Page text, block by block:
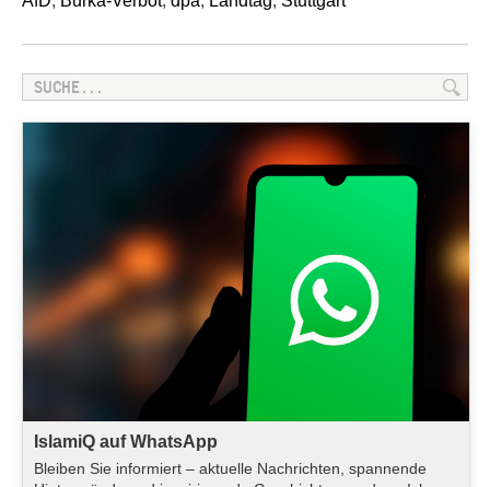
IslamiQ auf WhatsApp
Bleiben Sie informiert – aktuelle Nachrichten, spannende